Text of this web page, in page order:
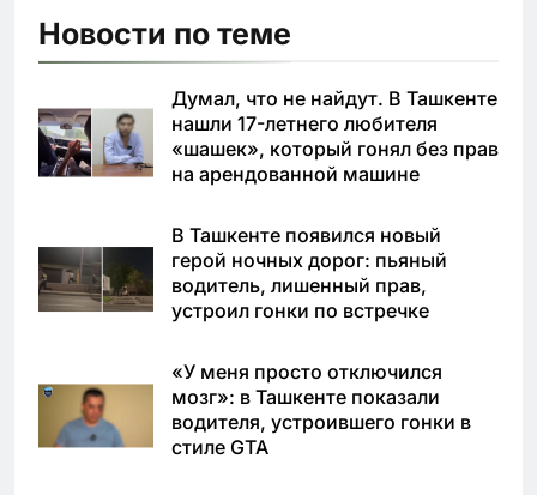
Новости по теме
Думал, что не найдут. В Ташкенте
нашли 17-летнего любителя
«шашек», который гонял без прав
на арендованной машине
В Ташкенте появился новый
герой ночных дорог: пьяный
водитель, лишенный прав,
устроил гонки по встречке
«У меня просто отключился
мозг»: в Ташкенте показали
водителя, устроившего гонки в
стиле GTA